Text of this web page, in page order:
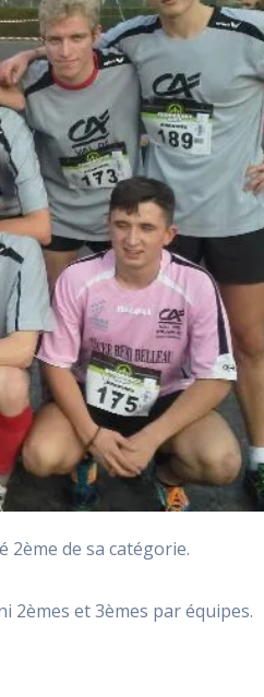
2ème de sa catégorie.
2èmes et 3èmes par équipes.